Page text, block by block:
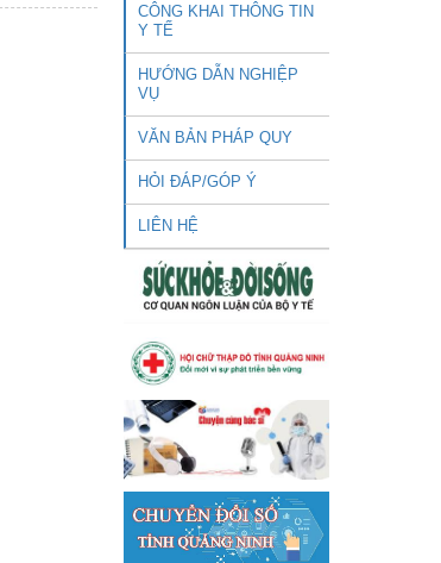
CÔNG KHAI THÔNG TIN
Y TẾ
HƯỚNG DẪN NGHIỆP
VỤ
VĂN BẢN PHÁP QUY
HỎI ĐÁP/GÓP Ý
LIÊN HỆ